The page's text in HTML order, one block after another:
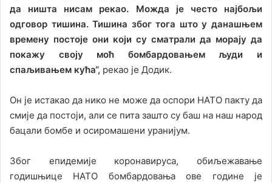
да ништа нисам рекао. Можда је често најбољи
одговор тишина. Тишина због тога што у данашњем
времену постоје они који су сматрали да морају да
покажу своју моћ бомбардовањем људи и
спаљивањем кућа“, рекао је Додик.
Он је истакао да нико не може да оспори НАТО пакту да
смије да постоји, али се пита зашто су баш на наш народ
бацали бомбе и осиромашени уранијум.
Због епидемије коронавируса, обиљежавање
годишњице НАТО бомбардовања ове године је